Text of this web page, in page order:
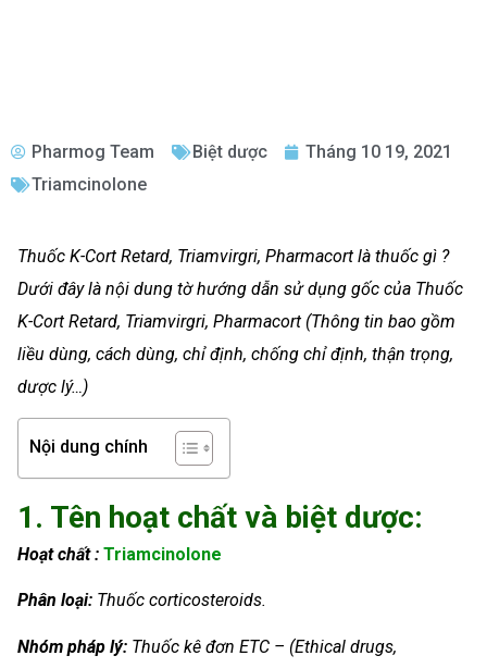
Pharmog Team Biệt dược
Tháng 10 19, 2021
Triamcinolone
Thuốc K-Cort Retard, Triamvirgri, Pharmacort là thuốc gì ?
Dưới đây là nội dung tờ hướng dẫn sử dụng gốc của Thuốc
K-Cort Retard, Triamvirgri, Pharmacort (Thông tin bao gồm
liều dùng, cách dùng, chỉ định, chống chỉ định, thận trọng,
dược lý…)
Nội dung chính
1. Tên hoạt chất và biệt dược:
Hoạt chất : Triamcinolone
Phân loại: Thuốc corticosteroids.
Nhóm pháp lý: Thuốc kê đơn ETC – (Ethical drugs,